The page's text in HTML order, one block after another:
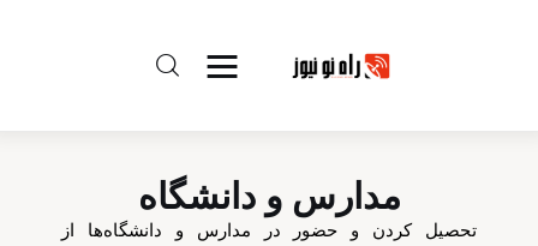
مدارس و دانشگاه
تحصیل کردن و حضور در مدارس و دانشگاه‌ها از
راه نو نیوز
درباره راه‌ نو نیوز